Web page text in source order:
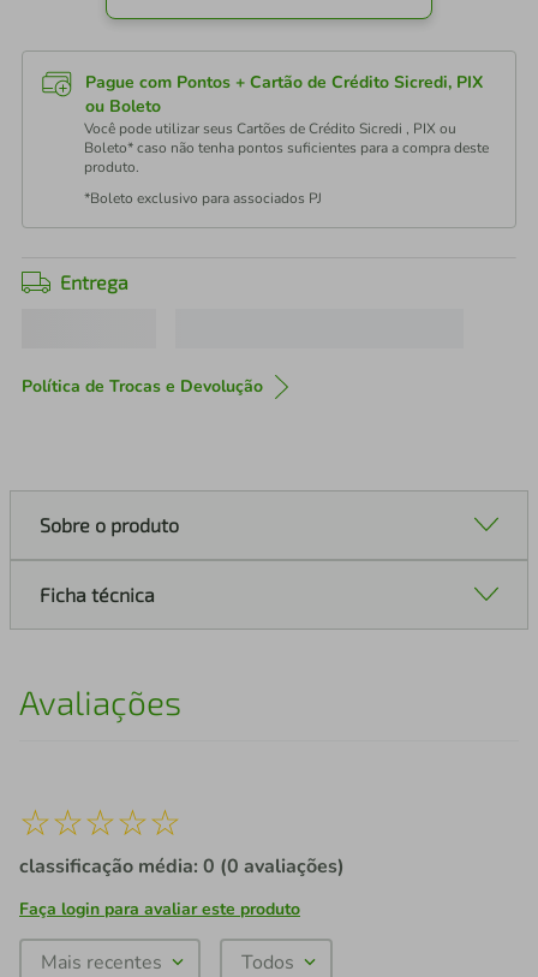
Pague com Pontos + Cartão de Crédito Sicredi, PIX
ou Boleto
Você pode utilizar seus Cartões de Crédito Sicredi , PIX ou
Boleto* caso não tenha pontos suficientes para a compra deste
produto.
*Boleto exclusivo para associados PJ
Entrega
Política de Trocas e Devolução
Sobre o produto
Ficha técnica
Avaliações
☆☆☆☆☆
classificação média: 0 (0 avaliações)
Faça login para avaliar este produto
Mais recentes Todos